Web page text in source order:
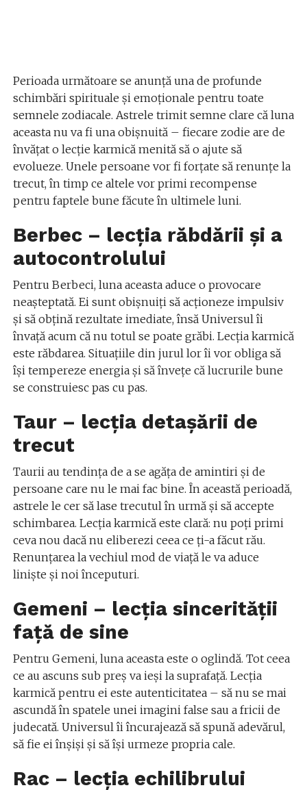
Perioada următoare se anunță una de profunde
schimbări spirituale și emoționale pentru toate
semnele zodiacale. Astrele trimit semne clare că luna
aceasta nu va fi una obișnuită – fiecare zodie are de
învățat o lecție karmică menită să o ajute să
evolueze. Unele persoane vor fi forțate să renunțe la
trecut, în timp ce altele vor primi recompense
pentru faptele bune făcute în ultimele luni.
Berbec – lecția răbdării și a
autocontrolului
Pentru Berbeci, luna aceasta aduce o provocare
neașteptată. Ei sunt obișnuiți să acționeze impulsiv
și să obțină rezultate imediate, însă Universul îi
învață acum că nu totul se poate grăbi. Lecția karmică
este răbdarea. Situațiile din jurul lor îi vor obliga să
își tempereze energia și să învețe că lucrurile bune
se construiesc pas cu pas.
Taur – lecția detașării de
trecut
Taurii au tendința de a se agăța de amintiri și de
persoane care nu le mai fac bine. În această perioadă,
astrele le cer să lase trecutul în urmă și să accepte
schimbarea. Lecția karmică este clară: nu poți primi
ceva nou dacă nu eliberezi ceea ce ți-a făcut rău.
Renunțarea la vechiul mod de viață le va aduce
liniște și noi începuturi.
Gemeni – lecția sincerității
față de sine
Pentru Gemeni, luna aceasta este o oglindă. Tot ceea
ce au ascuns sub preș va ieși la suprafață. Lecția
karmică pentru ei este autenticitatea – să nu se mai
ascundă în spatele unei imagini false sau a fricii de
judecată. Universul îi încurajează să spună adevărul,
să fie ei înșiși și să își urmeze propria cale.
Rac – lecția echilibrului